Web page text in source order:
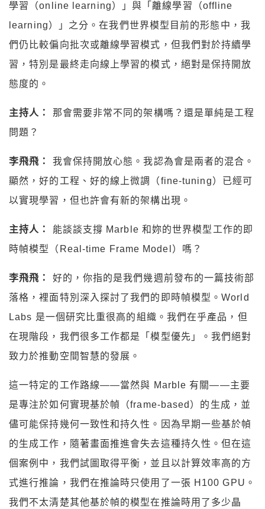
學習（online learning）」與「離線學習（offline
learning）」之分。在我們世界模型目前的形態中，我
們仍比較偏向批次或離線學習模式，但我們對於持續學
習，特別是最終走向線上學習的模式，絕對是保持開放
態度的。
主持人：
那會需要非常不同的架構嗎？還是單純是工程
問題？
李飛飛：
我會保持開放心態。我認為會是兩者的混合。
顯然，好的工程、好的線上微調（fine-tuning）已經可
以實現學習，但也許會有新的架構出現。
主持人：
能談談支撐 Marble 和妳的世界模型工作的即
時幀模型（Real-time Frame Model）嗎？
李飛飛：
好的，你指的是我們幾週前發布的一篇技術部
落格，裡面特別深入探討了我們的即時幀模型。World
Labs 是一個研究比重很高的組織。我們在乎產品，但
在現階段，我們很多工作都是「模型優先」。我們絕對
致力於推動空間智慧的發展。
這一特定的工作路線——當然與 Marble 有關——主要
是專注於如何實現基於幀（frame-based）的生成，並
儘可能保持幾何一致性和持久性。因為早期一些基於幀
的生成工作，隨著畫面推進會失去這種持久性。但在這
個案例中，我們試圖取得平衡，並且以計算效率高的方
式進行推論，我們在推論時只使用了一張 H100 GPU。
我們不太清楚其他基於幀的模型在推論時用了多少晶